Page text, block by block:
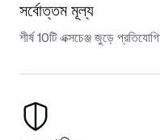
সর্বোত্তম মূল্য
শীর্ষ 10টি এক্সচেঞ্জ জুড়ে